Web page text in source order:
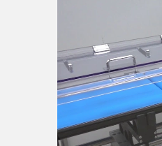
We use a third
data about
to watch this
Accept